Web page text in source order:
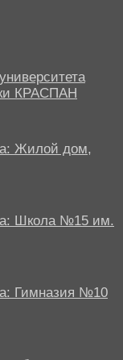
КРАСПАН
Жилой дом,
Школа №15 им.
Гимназия №10